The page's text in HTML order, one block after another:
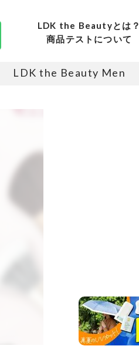
LDK the Beautyとは？
商品テストについて
LDK the Beauty Men